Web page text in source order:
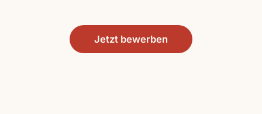
Jetzt bewerben